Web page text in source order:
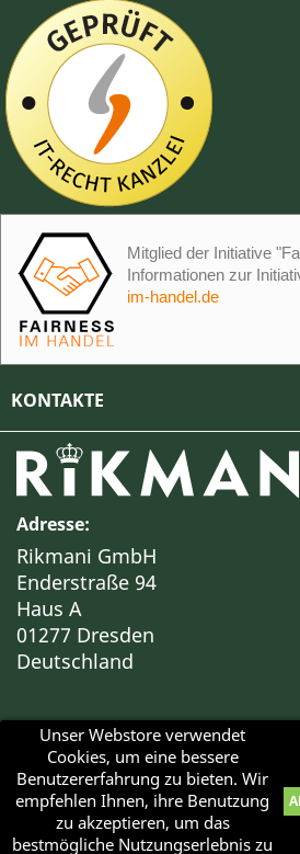
Unser Webstore verwendet
Cookies, um eine bessere
Benutzererfahrung zu bieten. Wir
empfehlen Ihnen, ihre Benutzung
zu akzeptieren, um das
bestmögliche Nutzungserlebnis zu
Haben Sie Fragen?
Bei Interesse an einer BESICHTIGUNG
Mitglied der Initiative
Informationen zur
im-handel.de
KONTAKTE
Adresse:
Rikmani GmbH
Enderstraße 94
Haus A
01277 Dresden
Deutschland
© 2026 - RIKMANI™